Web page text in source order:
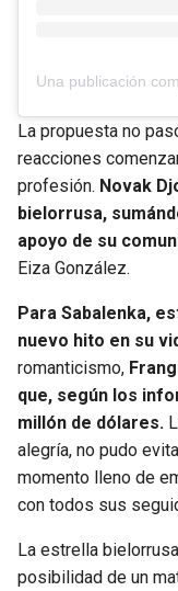
La propuesta no
reacciones
profesión. Novak
bielorrusa,
apoyo de su
Eiza González.
Para Sabalenka,
nuevo hito en su
romanticismo,
que, según los
millón de dólares.
alegría, no pudo
momento lleno de
con todos sus
La estrella
posibilidad de un